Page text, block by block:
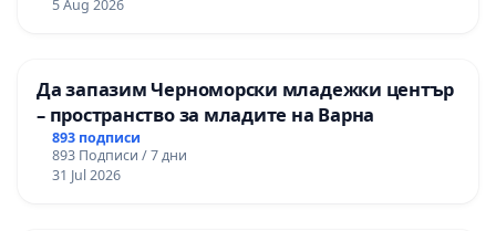
мениджмънт – гр. Пазарджик
5 Aug 2026
Да запазим Черноморски младежки център
– пространство за младите на Варна
893 подписи
893 Подписи / 7 дни
31 Jul 2026